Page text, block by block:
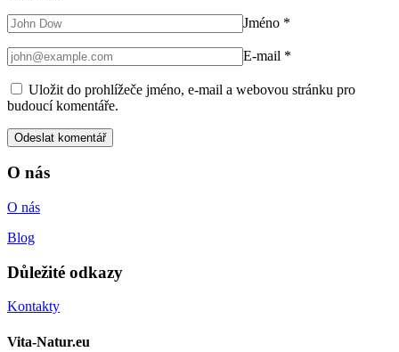
Jméno *
E-mail *
Uložit do prohlížeče jméno, e-mail a webovou stránku pro
budoucí komentáře.
O nás
O nás
Blog
Důležité odkazy
Kontakty
Vita-Natur.eu